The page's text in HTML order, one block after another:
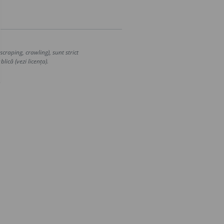
crawling), sunt strict
(vezi licența).